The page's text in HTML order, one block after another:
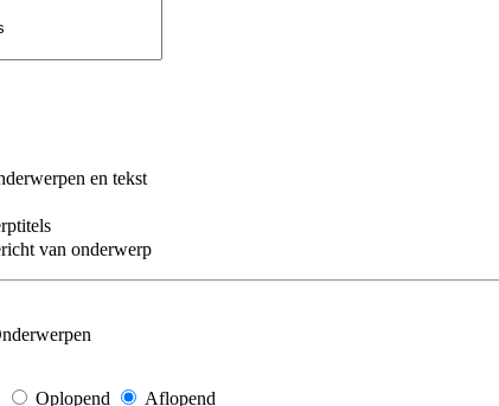
en tekst
van onderwerp
Oplopend
Aflopend